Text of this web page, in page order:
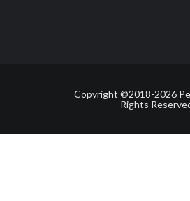
Copyright ©2018-2026
Rights